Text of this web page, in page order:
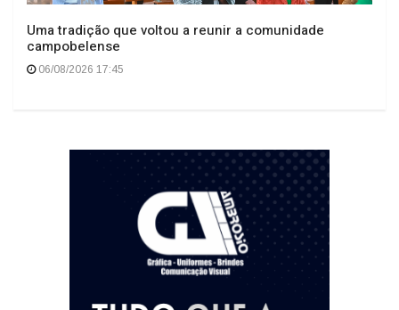
Uma tradição que voltou a reunir a comunidade
campobelense
06/08/2026 17:45